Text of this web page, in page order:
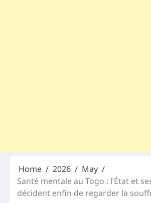
Home 2026
May
Santé mentale au Togo : l’État et
décident enfin de regarder la